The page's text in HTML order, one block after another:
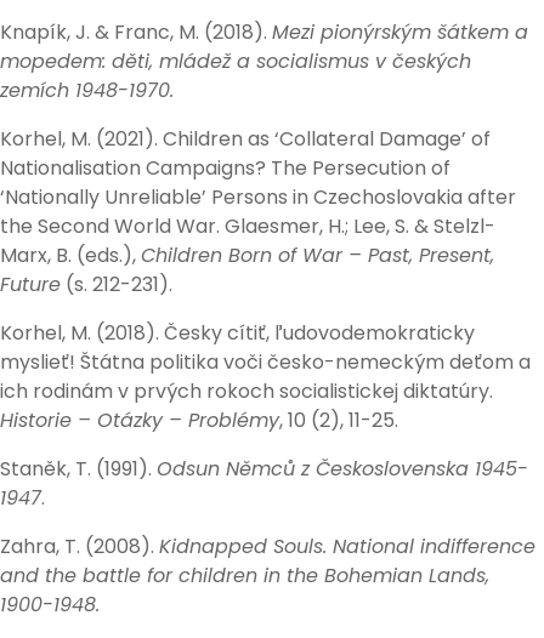
Knapík, J. & Franc, M. (2018). Mezi pionýrským šátkem a
mopedem: děti, mládež a socialismus v českých
zemích 1948-1970.
Korhel, M. (2021). Children as ‘Collateral Damage’ of
Nationalisation Campaigns? The Persecution of
‘Nationally Unreliable’ Persons in Czechoslovakia after
the Second World War. Glaesmer, H.; Lee, S. & Stelzl-
Marx, B. (eds.),Children Born of War – Past, Present,
Future (s. 212-231).
Korhel, M. (2018). Česky cítiť, ľudovodemokraticky
myslieť! Štátna politika voči česko-nemeckým deťom a
ich rodinám v prvých rokoch socialistickej diktatúry.
Historie – Otázky – Problémy, 10 (2), 11-25.
Staněk, T. (1991). Odsun Němců z Československa 1945-
1947.
Zahra, T. (2008). Kidnapped Souls. National indifference
and the battle for children in the Bohemian Lands,
1900-1948.